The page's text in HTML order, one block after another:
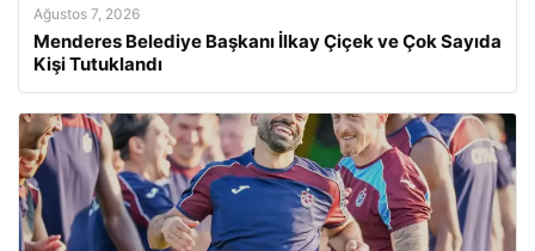
Ağustos 7, 2026
Menderes Belediye Başkanı İlkay Çiçek ve Çok Sayıda
Kişi Tutuklandı